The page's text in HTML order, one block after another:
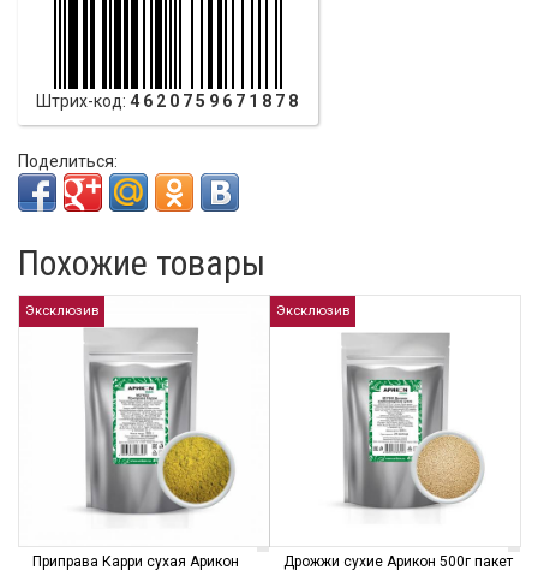
Штрих-код: 4620759671878
Поделиться:
Похожие товары
Эксклюзив
Приправа Карри сухая Арикон
Эксклюзив
Дрожжи сухие Арикон 500г пакет